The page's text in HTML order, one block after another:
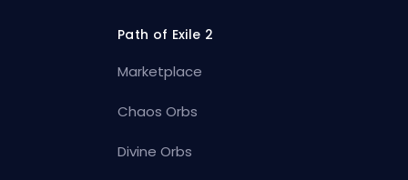
Path of Exile 2
Marketplace
Chaos Orbs
Divine Orbs